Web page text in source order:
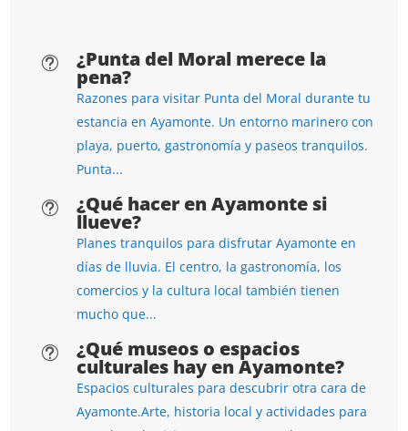
t ¿Punta del Moral merece la
pena?
Razones para visitar Punta del Moral durante tu
estancia en Ayamonte. Un entorno marinero con
playa, puerto, gastronomía y paseos tranquilos.
Punta...
t ¿Qué hacer en Ayamonte si
llueve?
Planes tranquilos para disfrutar Ayamonte en
días de lluvia. El centro, la gastronomía, los
comercios y la cultura local también tienen
mucho que...
t ¿Qué museos o espacios
culturales hay en Ayamonte?
Espacios culturales para descubrir otra cara de
Ayamonte.Arte, historia local y actividades para